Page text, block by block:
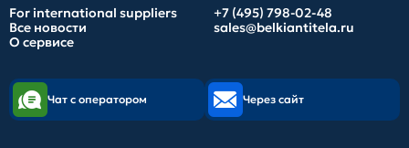
For international suppliers
Все новости
О сервисе
+7 (495) 798-02-48
sales@belkiantitela.ru
Чат с оператором Через сайт